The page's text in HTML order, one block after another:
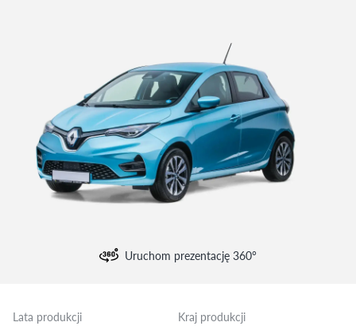
Uruchom prezentację 360°
Lata produkcji Kraj produkcji